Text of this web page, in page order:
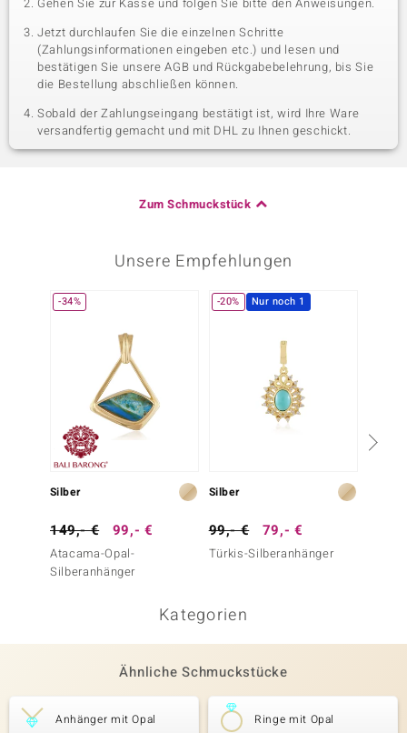
Jetzt durchlaufen Sie die einzelnen Schritte
(Zahlungsinformationen eingeben etc.) und lesen und
bestätigen Sie unsere AGB und Rückgabebelehrung, bis Sie
die Bestellung abschließen können.
Sobald der Zahlungseingang bestätigt ist, wird Ihre Ware
versandfertig gemacht und mit DHL zu Ihnen geschickt.
Zum Schmuckstück
Unsere Empfehlungen
-34%
Silber
149,- € 99,- €
Atacama-Opal-
Silberanhänger
-20% Nur noch 1
Silber
99,- € 79,- €
Türkis-Silberanhänger
Kategorien
Ähnliche Schmuckstücke
Anhänger mit Opal Ringe mit Opal